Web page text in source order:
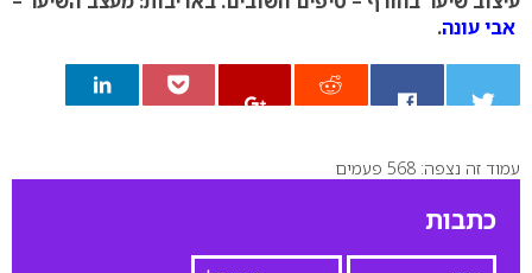
אבי עונה.
0
עמוד זה נצפה: 568 פעמים
כתבות